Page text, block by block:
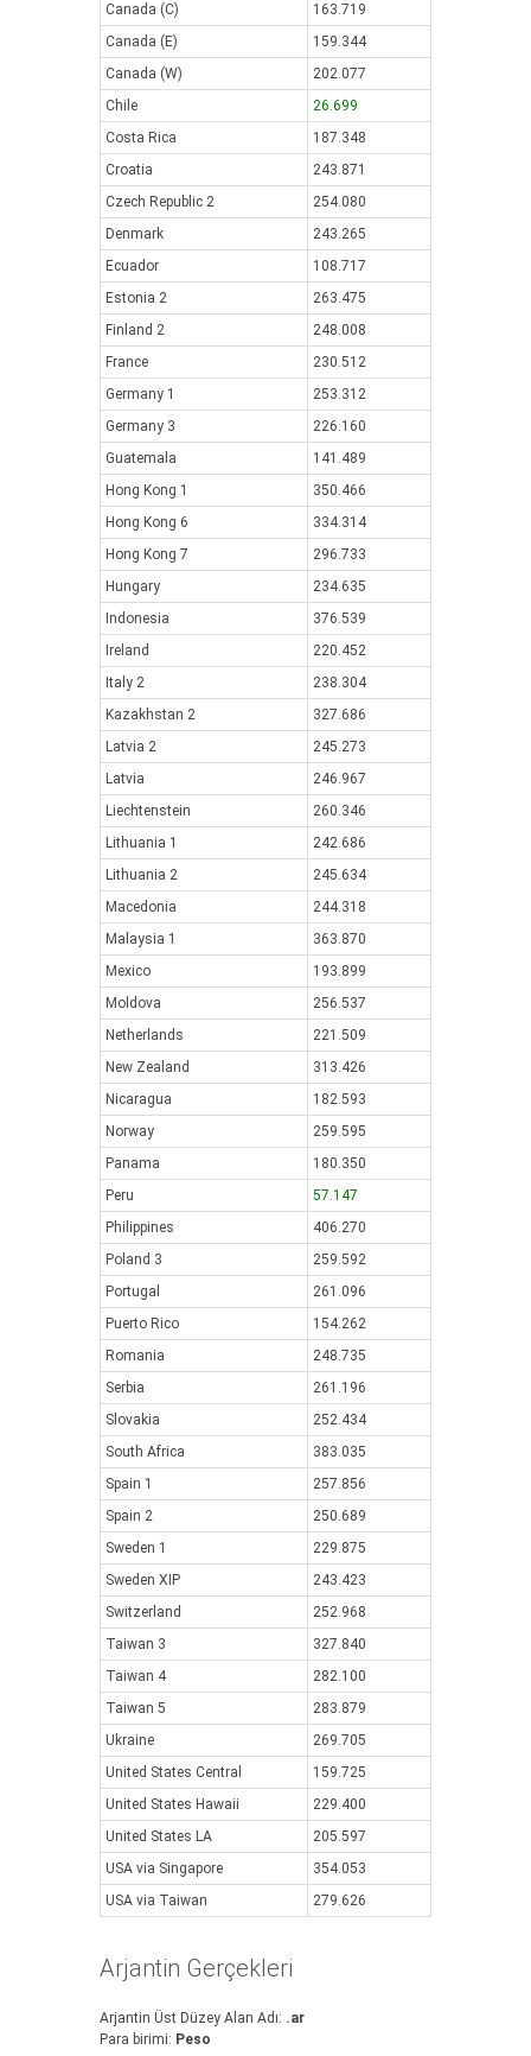
Canada (C)
163.719
Canada (E)
159.344
Canada (W)
202.077
Chile
26.699
Costa Rica
187.348
Croatia
243.871
Czech Republic 2
254.080
Denmark
243.265
Ecuador
108.717
Estonia 2
263.475
Finland 2
248.008
France
230.512
Germany 1
253.312
Germany 3
226.160
Guatemala
141.489
Hong Kong 1
350.466
Hong Kong 6
334.314
Hong Kong 7
296.733
Hungary
234.635
Indonesia
376.539
Ireland
220.452
Italy 2
238.304
Kazakhstan 2
327.686
Latvia 2
245.273
Latvia
246.967
Liechtenstein
260.346
Lithuania 1
242.686
Lithuania 2
245.634
Macedonia
244.318
Malaysia 1
363.870
Mexico
193.899
Moldova
256.537
Netherlands
221.509
New Zealand
313.426
Nicaragua
182.593
Norway
259.595
Panama
180.350
Peru
57.147
Philippines
406.270
Poland 3
259.592
Portugal
261.096
Puerto Rico
154.262
Romania
248.735
Serbia
261.196
Slovakia
252.434
South Africa
383.035
Spain 1
257.856
Spain 2
250.689
Sweden 1
229.875
Sweden XIP
243.423
Switzerland
252.968
Taiwan 3
327.840
Taiwan 4
282.100
Taiwan 5
283.879
Ukraine
269.705
United States Central
159.725
United States Hawaii
229.400
United States LA
205.597
USA via Singapore
354.053
USA via Taiwan
279.626
Arjantin Gerçekleri
Arjantin Üst Düzey Alan Adı: .ar
Para birimi: Peso